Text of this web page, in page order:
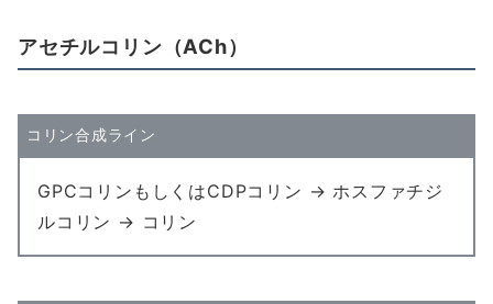
アセチルコリン （ACh）
コリン合成ライン
GPCコリンもしくはCDPコリン → ホスファチジ
ルコリン → コリン